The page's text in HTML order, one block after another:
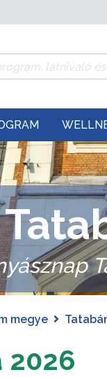
megye
2026